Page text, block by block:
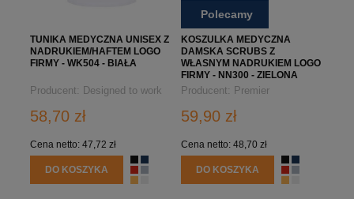
TUNIKA MEDYCZNA UNISEX Z
NADRUKIEM/HAFTEM LOGO
FIRMY - WK504 - BIAŁA
Producent: Designed to work
58,70 zł
Cena netto: 47,72 zł
DO KOSZYKA
Polecamy
KOSZULKA MEDYCZNA
DAMSKA SCRUBS Z
WŁASNYM NADRUKIEM LOGO
FIRMY - NN300 - ZIELONA
Producent: Premier
59,90 zł
Cena netto: 48,70 zł
DO KOSZYKA